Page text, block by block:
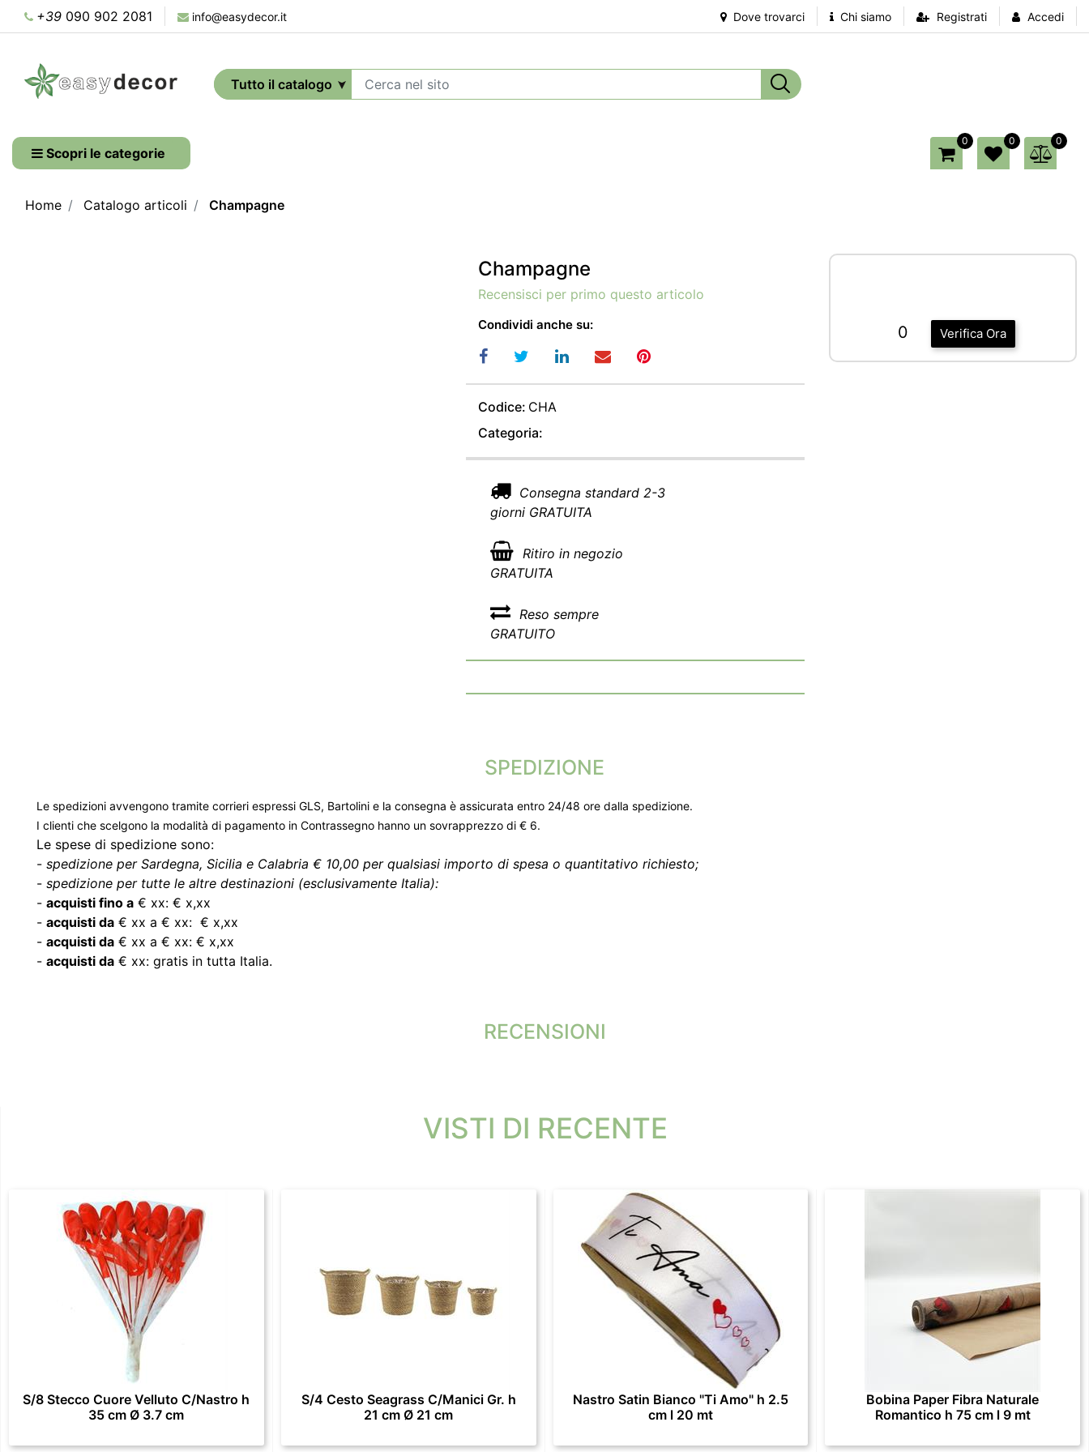
+39 090 902 2081 info@easydecor.it Dove trovarci Chi siamo Registrati Accedi
Scopri le categorie
0 0 0
Home Catalogo articoli Champagne
Champagne
Recensisci per primo questo articolo
Condividi anche su:
Codice: CHA
Categoria:
Consegna standard 2-3
giorni GRATUITA
Ritiro in negozio
GRATUITA
Reso sempre
GRATUITO
Verifica Ora
0
SPEDIZIONE
Le spedizioni avvengono tramite corrieri espressi GLS, Bartolini e la consegna è assicurata entro 24/48 ore dalla spedizione.
I clienti che scelgono la modalità di pagamento in Contrassegno hanno un sovrapprezzo di € 6.
Le spese di spedizione sono:
- spedizione per Sardegna, Sicilia e Calabria € 10,00 per qualsiasi importo di spesa o quantitativo richiesto;
- spedizione per tutte le altre destinazioni (esclusivamente Italia):
- acquisti fino a € xx: € x,xx
- acquisti da € xx a € xx: € x,xx
- acquisti da € xx a € xx: € x,xx
- acquisti da € xx: gratis in tutta Italia.
RECENSIONI
VISTI DI RECENTE
S/8 Stecco Cuore Velluto C/Nastro h
35 cm Ø 3.7 cm
S/4 Cesto Seagrass C/Manici Gr. h
21 cm Ø 21 cm
Nastro Satin Bianco "Ti Amo" h 2.5
cm l 20 mt
Bobina Paper Fibra Naturale
Romantico h 75 cm l 9 mt